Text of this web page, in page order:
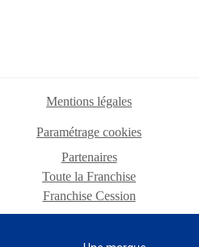
Mentions légales
Paramétrage cookies
Partenaires
Toute la Franchise
Franchise Cession